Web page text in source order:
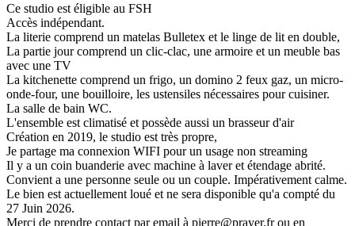
Ce studio est éligible au FSH
Accès indépendant.
La literie comprend un matelas Bulletex et le linge de lit en double,
La partie jour comprend un clic-clac, une armoire et un meuble bas
avec une TV
La kitchenette comprend un frigo, un domino 2 feux gaz, un micro-
onde-four, une bouilloire, les ustensiles nécessaires pour cuisiner.
La salle de bain WC.
L'ensemble est climatisé et possède aussi un brasseur d'air
Création en 2019, le studio est très propre,
Je partage ma connexion WIFI pour un usage non streaming
Il y a un coin buanderie avec machine à laver et étendage abrité.
Convient a une personne seule ou un couple. Impérativement calme.
Le bien est actuellement loué et ne sera disponible qu'a compté du
27 Juin 2026.
Merci de prendre contact par email à pierre@prayer.fr ou en